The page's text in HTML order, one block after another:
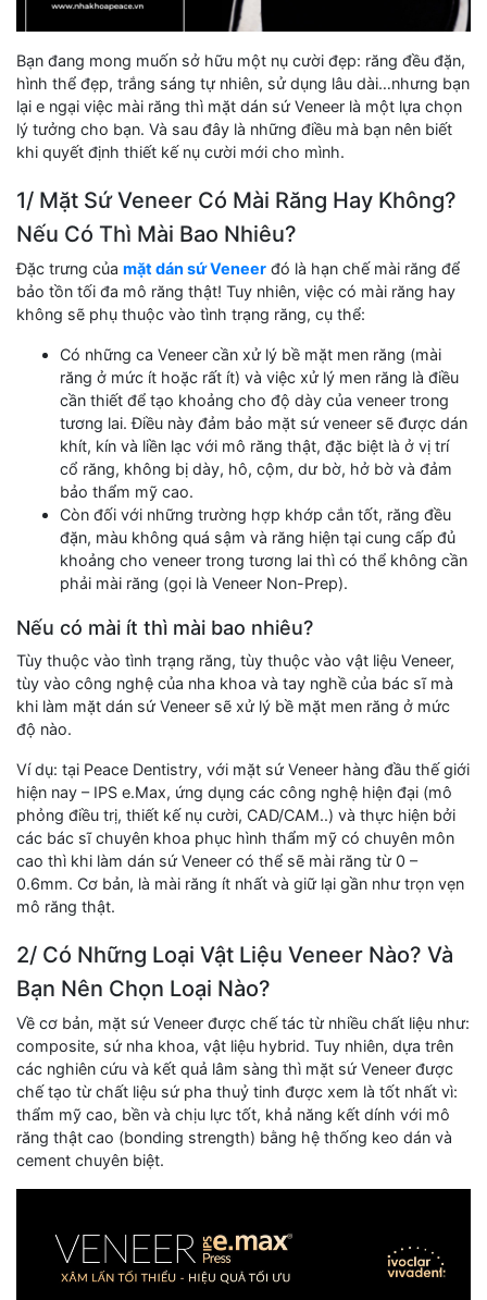
Bạn đang mong muốn sở hữu một nụ cười đẹp: răng đều đặn,
hình thể đẹp, trắng sáng tự nhiên, sử dụng lâu dài…nhưng bạn
lại e ngại việc mài răng thì mặt dán sứ Veneer là một lựa chọn
lý tưởng cho bạn. Và sau đây là những điều mà bạn nên biết
khi quyết định thiết kế nụ cười mới cho mình.
1/ Mặt Sứ Veneer Có Mài Răng Hay Không?
Nếu Có Thì Mài Bao Nhiêu?
Đặc trưng của mặt dán sứ Veneer đó là hạn chế mài răng để
bảo tồn tối đa mô răng thật! Tuy nhiên, việc có mài răng hay
không sẽ phụ thuộc vào tình trạng răng, cụ thể:
Có những ca Veneer cần xử lý bề mặt men răng (mài
răng ở mức ít hoặc rất ít) và việc xử lý men răng là điều
cần thiết để tạo khoảng cho độ dày của veneer trong
tương lai. Điều này đảm bảo mặt sứ veneer sẽ được dán
khít, kín và liền lạc với mô răng thật, đặc biệt là ở vị trí
cổ răng, không bị dày, hô, cộm, dư bờ, hở bờ và đảm
bảo thẩm mỹ cao.
Còn đối với những trường hợp khớp cắn tốt, răng đều
đặn, màu không quá sậm và răng hiện tại cung cấp đủ
khoảng cho veneer trong tương lai thì có thể không cần
phải mài răng (gọi là Veneer Non-Prep).
Nếu có mài ít thì mài bao nhiêu?
Tùy thuộc vào tình trạng răng, tùy thuộc vào vật liệu Veneer,
tùy vào công nghệ của nha khoa và tay nghề của bác sĩ mà
khi làm mặt dán sứ Veneer sẽ xử lý bề mặt men răng ở mức
độ nào.
Ví dụ: tại Peace Dentistry, với mặt sứ Veneer hàng đầu thế giới
hiện nay – IPS e.Max, ứng dụng các công nghệ hiện đại (mô
phỏng điều trị, thiết kế nụ cười, CAD/CAM..) và thực hiện bởi
các bác sĩ chuyên khoa phục hình thẩm mỹ có chuyên môn
cao thì khi làm dán sứ Veneer có thể sẽ mài răng từ 0 –
0.6mm. Cơ bản, là mài răng ít nhất và giữ lại gần như trọn vẹn
mô răng thật.
2/ Có Những Loại Vật Liệu Veneer Nào? Và
Bạn Nên Chọn Loại Nào?
Về cơ bản, mặt sứ Veneer được chế tác từ nhiều chất liệu như:
composite, sứ nha khoa, vật liệu hybrid. Tuy nhiên, dựa trên
các nghiên cứu và kết quả lâm sàng thì mặt sứ Veneer được
chế tạo từ chất liệu sứ pha thuỷ tinh được xem là tốt nhất vì:
thẩm mỹ cao, bền và chịu lực tốt, khả năng kết dính với mô
răng thật cao (bonding strength) bằng hệ thống keo dán và
cement chuyên biệt.